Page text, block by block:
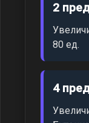
2
80 ед.
4